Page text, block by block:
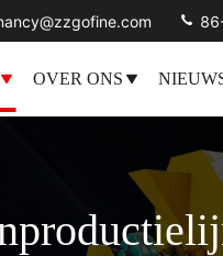
OVER ONS